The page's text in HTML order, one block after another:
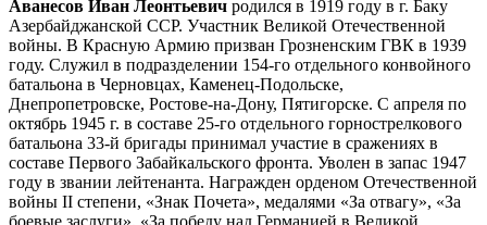
Аванесов Иван Леонтьевич родился в 1919 году в г. Баку
Азербайджанской ССР. Участник Великой Отечественной
войны. В Красную Армию призван Грозненским ГВК в 1939
году. Служил в подразделении 154-го отдельного конвойного
батальона в Черновцах, Каменец-Подольске,
Днепропетровске, Ростове-на-Дону, Пятигорске. С апреля по
октябрь 1945 г. в составе 25-го отдельного горнострелкового
батальона 33-й бригады принимал участие в сражениях в
составе Первого Забайкальского фронта. Уволен в запас 1947
году в звании лейтенанта. Награжден орденом Отечественной
войны II степени, «Знак Почета», медалями «За отвагу», «За
боевые заслуги», «За победу над Германией в Великой